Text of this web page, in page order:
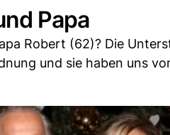
Papa
Robert (62)? Die
und sie haben uns